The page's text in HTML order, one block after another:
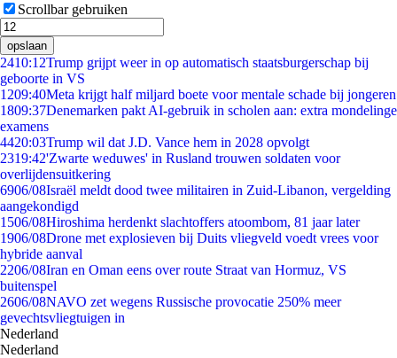
Scrollbar gebruiken
opslaan
2410:12Trump grijpt weer in op automatisch staatsburgerschap bij
geboorte in VS
1209:40Meta krijgt half miljard boete voor mentale schade bij jongeren
1809:37Denemarken pakt AI-gebruik in scholen aan: extra mondelinge
examens
4420:03Trump wil dat J.D. Vance hem in 2028 opvolgt
2319:42'Zwarte weduwes' in Rusland trouwen soldaten voor
overlijdensuitkering
6906/08Israël meldt dood twee militairen in Zuid-Libanon, vergelding
aangekondigd
1506/08Hiroshima herdenkt slachtoffers atoombom, 81 jaar later
1906/08Drone met explosieven bij Duits vliegveld voedt vrees voor
hybride aanval
2206/08Iran en Oman eens over route Straat van Hormuz, VS
buitenspel
2606/08NAVO zet wegens Russische provocatie 250% meer
gevechtsvliegtuigen in
Nederland
Nederland